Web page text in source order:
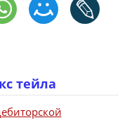
тейла